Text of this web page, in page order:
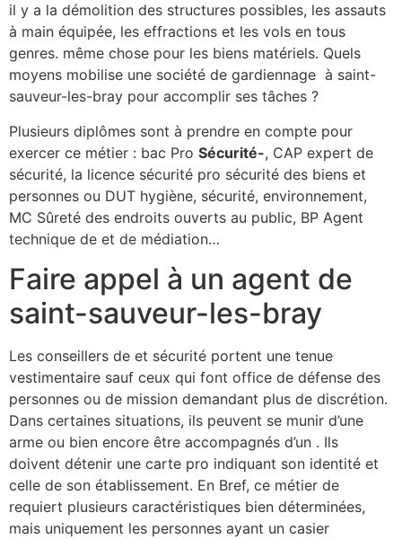
il y a la démolition des structures possibles, les assauts
à main équipée, les effractions et les vols en tous
genres. même chose pour les biens matériels. Quels
moyens mobilise une société de gardiennage à saint-
sauveur-les-bray pour accomplir ses tâches ?
Plusieurs diplômes sont à prendre en compte pour
exercer ce métier : bac Pro Sécurité-, CAP expert de
sécurité, la licence sécurité pro sécurité des biens et
personnes ou DUT hygiène, sécurité, environnement,
MC Sûreté des endroits ouverts au public, BP Agent
technique de et de médiation…
Faire appel à un agent de
saint-sauveur-les-bray
Les conseillers de et sécurité portent une tenue
vestimentaire sauf ceux qui font office de défense des
personnes ou de mission demandant plus de discrétion.
Dans certaines situations, ils peuvent se munir d’une
arme ou bien encore être accompagnés d’un . Ils
doivent détenir une carte pro indiquant son identité et
celle de son établissement. En Bref, ce métier de
requiert plusieurs caractéristiques bien déterminées,
mais uniquement les personnes ayant un casier